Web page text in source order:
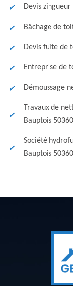
Devis
Bâchage de
Devis fuite de
Entreprise de
Démoussage
Travaux de
Bauptois 50360
Société
Bauptois 50360